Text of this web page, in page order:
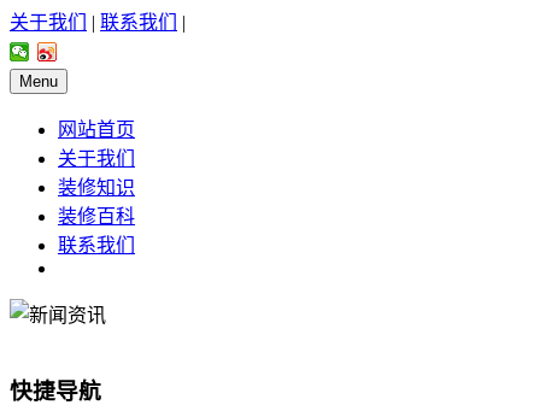
关于我们 | 联系我们 |
Menu
网站首页
关于我们
装修知识
装修百科
联系我们
快捷导航